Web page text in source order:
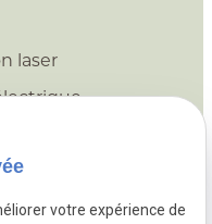
laser
votre expérience de